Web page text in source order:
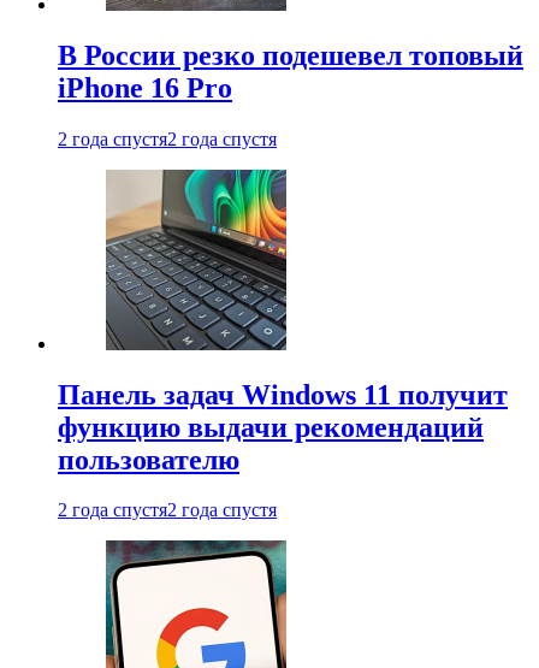
В России резко подешевел топовый
iPhone 16 Pro
2 года спустя2 года спустя
Панель задач Windows 11 получит
функцию выдачи рекомендаций
пользователю
2 года спустя2 года спустя